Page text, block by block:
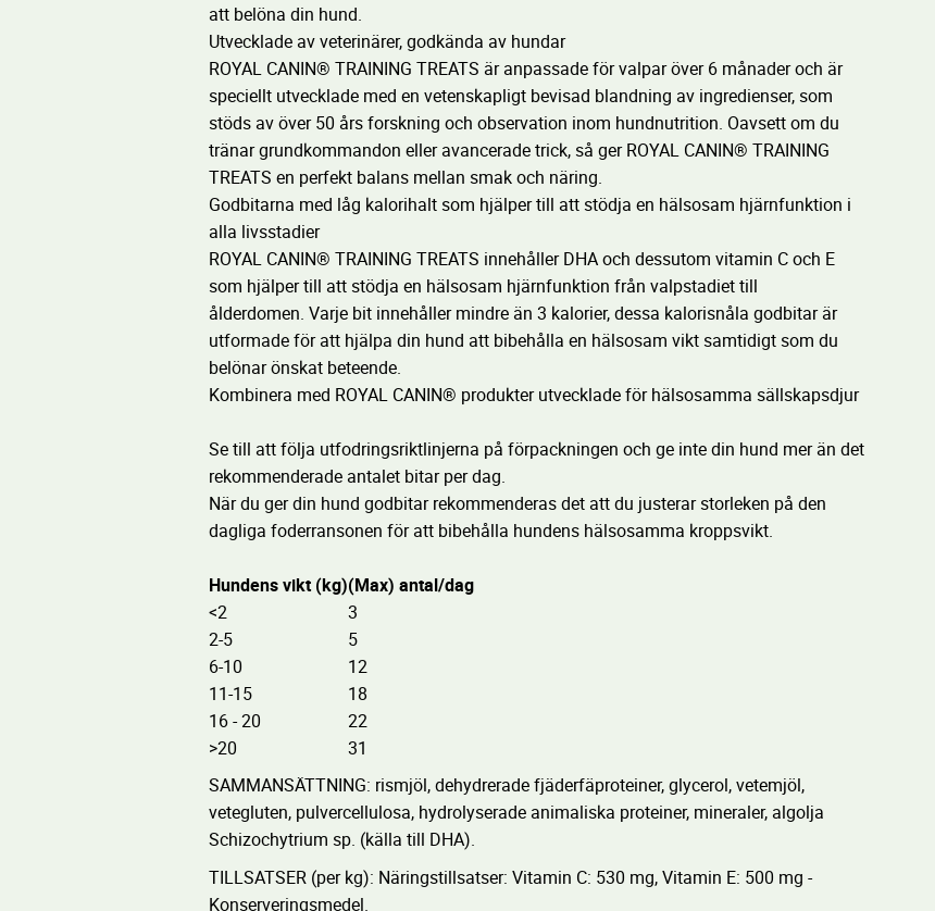
att belöna din hund.
Utvecklade av veterinärer, godkända av hundar
ROYAL CANIN® TRAINING TREATS är anpassade för valpar över 6 månader och är
speciellt utvecklade med en vetenskapligt bevisad blandning av ingredienser, som
stöds av över 50 års forskning och observation inom hundnutrition. Oavsett om du
tränar grundkommandon eller avancerade trick, så ger ROYAL CANIN® TRAINING
TREATS en perfekt balans mellan smak och näring.
Godbitarna med låg kalorihalt som hjälper till att stödja en hälsosam hjärnfunktion i
alla livsstadier
ROYAL CANIN® TRAINING TREATS innehåller DHA och dessutom vitamin C och E
som hjälper till att stödja en hälsosam hjärnfunktion från valpstadiet till
ålderdomen. Varje bit innehåller mindre än 3 kalorier, dessa kalorisnåla godbitar är
utformade för att hjälpa din hund att bibehålla en hälsosam vikt samtidigt som du
belönar önskat beteende.
Kombinera med ROYAL CANIN® produkter utvecklade för hälsosamma sällskapsdjur
Se till att följa utfodringsriktlinjerna på förpackningen och ge inte din hund mer än det
rekommenderade antalet bitar per dag.
När du ger din hund godbitar rekommenderas det att du justerar storleken på den
dagliga foderransonen för att bibehålla hundens hälsosamma kroppsvikt.
Hundens vikt (kg)(Max) antal/dag
<2
3
2-5
5
6-10
12
11-15
18
16 - 20
22
>20
31
SAMMANSÄTTNING: rismjöl, dehydrerade fjäderfäproteiner, glycerol, vetemjöl,
vetegluten, pulvercellulosa, hydrolyserade animaliska proteiner, mineraler, algolja
Schizochytrium sp. (källa till DHA).
TILLSATSER (per kg): Näringstillsatser: Vitamin C: 530 mg, Vitamin E: 500 mg -
Konserveringsmedel.